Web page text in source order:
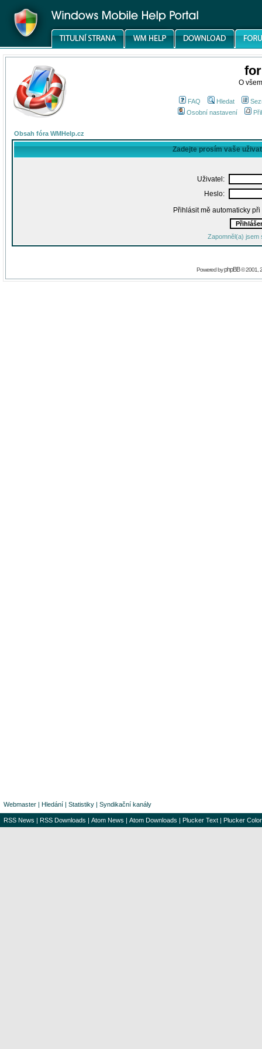
O
FAQ Hledat
Osobní nastavení
Obsah fóra WMHelp.cz
Zadejte prosím vaše
Uživatel:
Heslo:
Přihlásit mě automaticky
Zapomněl(a) jsem
Powered byphpBB© 2001,
Webmaster | Hledání | Statistiky | Syndikační kanály
RSS News | RSS Downloads | Atom News | Atom Downloads | Plucker Text | Plucker Color